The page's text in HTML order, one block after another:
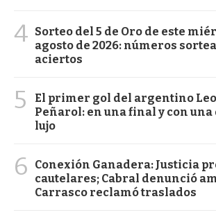
4 Sorteo del 5 de Oro de este
agosto de 2026: números
aciertos
5
El primer gol del argentino
Peñarol: en una final y con
lujo
6
Conexión Ganadera: Justicia
cautelares; Cabral denunció
Carrasco reclamó traslados